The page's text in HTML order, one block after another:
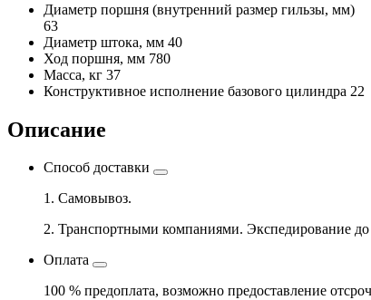
Диаметр поршня (внутренний размер гильзы, мм)
63
Диаметр штока, мм 40
Ход поршня, мм 780
Масса, кг 37
Конструктивное исполнение базового цилиндра 22
Описание
Способ доставки
1. Самовывоз.
2. Транспортными компаниями. Экспедирование
Оплата
100 % предоплата, возможно предоставление